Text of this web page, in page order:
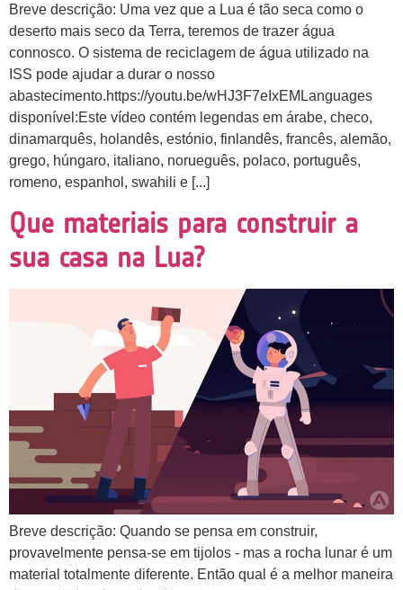
Breve descrição: Uma vez que a Lua é tão seca como o
deserto mais seco da Terra, teremos de trazer água
connosco. O sistema de reciclagem de água utilizado na
ISS pode ajudar a durar o nosso
abastecimento.https://youtu.be/wHJ3F7eIxEMLanguages
disponível:Este vídeo contém legendas em árabe, checo,
dinamarquês, holandês, estónio, finlandês, francês, alemão,
grego, húngaro, italiano, norueguês, polaco, português,
romeno, espanhol, swahili e [...]
Que materiais para construir a
sua casa na Lua?
Breve descrição: Quando se pensa em construir,
provavelmente pensa-se em tijolos - mas a rocha lunar é um
material totalmente diferente. Então qual é a melhor maneira